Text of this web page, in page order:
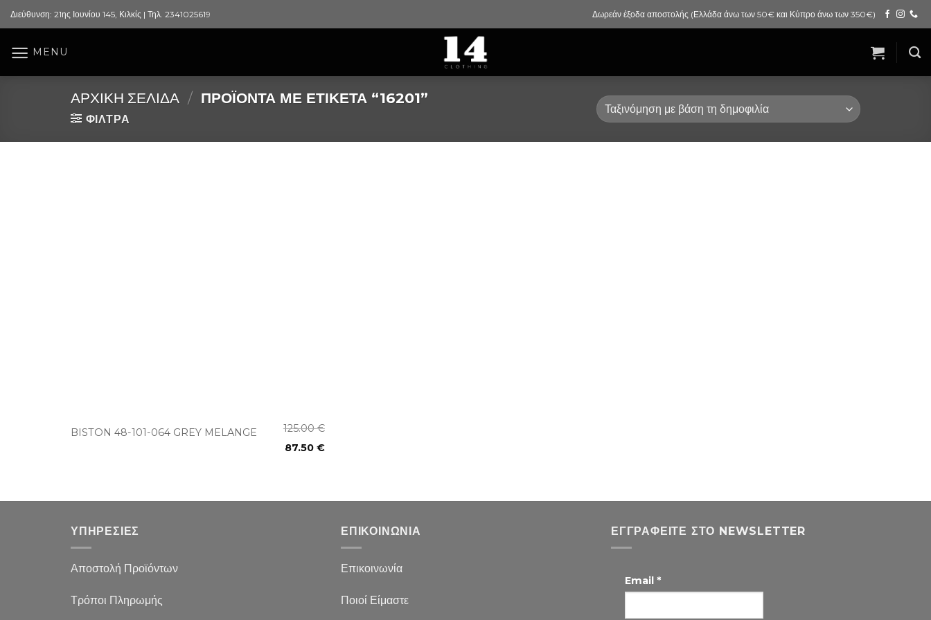
Skip
to
Διεύθυνση: 21ης Ιουνίου 145, Κιλκίς | Τηλ. 2341025619 Δωρεάν έξοδα αποστολής (Ελλάδα άνω των 50€ και Κύπρο άνω των 350€)
MENU
ΑΡΧΙΚΉ ΣΕΛΊΔΑ / ΠΡΟΪΌΝΤΑ ΜΕ ΕΤΙΚΈΤΑ “16201”
ΦΙΛΤΡΑ
BISTON 48-101-064 GREY MELANGE 125.00€
87.50 €
ΥΠΗΡΕΣΙΕΣ
Αποστολή Προϊόντων
Τρόποι Πληρωμής
ΕΠΙΚΟΙΝΩΝΙΑ
Επικοινωνία
Ποιοί Είμαστε
ΕΓΓΡΑΦΕΊΤΕ ΣΤΟ NEWSLETTER
Email *